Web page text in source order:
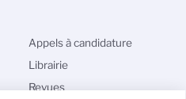
Appels à candidature
Librairie
Revues